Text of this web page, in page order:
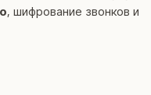
, шифрование звонков и